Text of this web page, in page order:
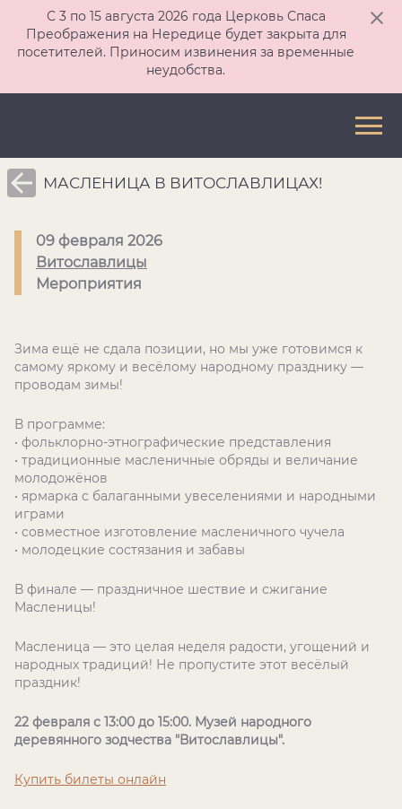
С 3 по 15 августа 2026 года Церковь Спаса
Преображения на Нередице будет закрыта для
посетителей. Приносим извинения за временные
неудобства.
МАСЛЕНИЦА В ВИТОСЛАВЛИЦАХ!
09 февраля 2026
Витославлицы
Мероприятия
Зима ещё не сдала позиции, но мы уже готовимся к
самому яркому и весёлому народному празднику —
проводам зимы!
В программе:
• фольклорно-этнографические представления
• традиционные масленичные обряды и величание
молодожёнов
• ярмарка с балаганными увеселениями и народными
играми
• совместное изготовление масленичного чучела
• молодецкие состязания и забавы
В финале — праздничное шествие и сжигание
Масленицы!
Масленица — это целая неделя радости, угощений и
народных традиций! Не пропустите этот весёлый
праздник!
22 февраля с 13:00 до 15:00. Музей народного
деревянного зодчества "Витославлицы".
Купить билеты онлайн